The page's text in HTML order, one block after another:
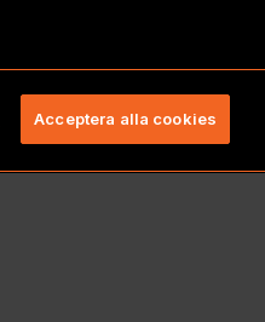
Acceptera alla cookies